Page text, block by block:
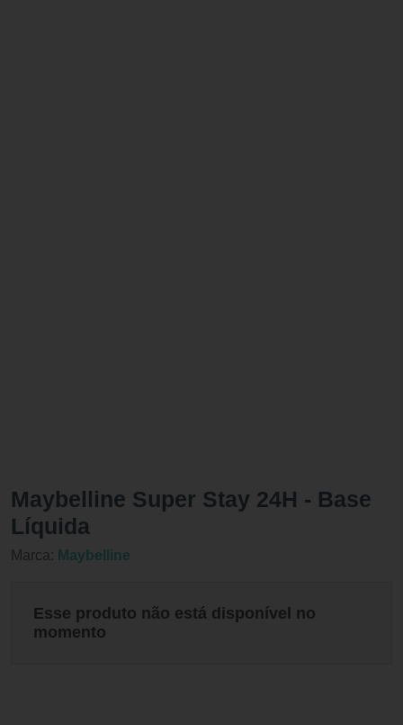
Maybelline Super Stay 24H - Base
Líquida
Marca: Maybelline
Esse produto não está disponível no
momento